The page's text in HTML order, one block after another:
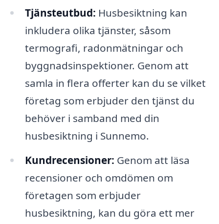
Tjänsteutbud: Husbesiktning kan
inkludera olika tjänster, såsom
termografi, radonmätningar och
byggnadsinspektioner. Genom att
samla in flera offerter kan du se vilket
företag som erbjuder den tjänst du
behöver i samband med din
husbesiktning i Sunnemo.
Kundrecensioner: Genom att läsa
recensioner och omdömen om
företagen som erbjuder
husbesiktning, kan du göra ett mer